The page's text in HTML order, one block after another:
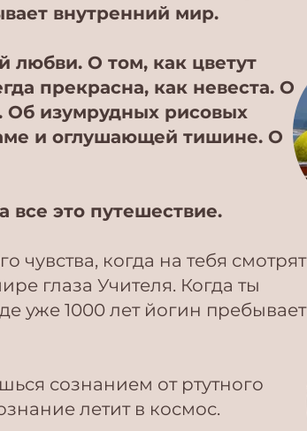
внутренний мир.
любви. О том, как цветут
прекрасна, как невеста. О
Об изумрудных рисовых
и оглушающей тишине. О
все это путешествие.
чувства, когда на тебя смотрят
глаза Учителя. Когда ты
уже 1000 лет йогин пребывает
сознанием от ртутного
летит в космос.